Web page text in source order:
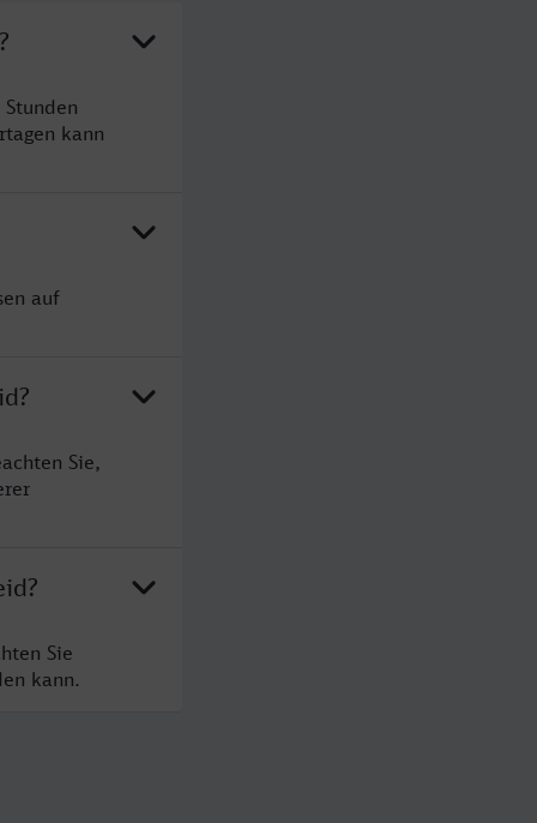
kann
auf
Sie,
Sie
kann.